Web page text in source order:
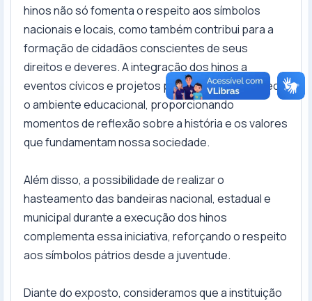
hinos não só fomenta o respeito aos símbolos
nacionais e locais, como também contribui para a
formação de cidadãos conscientes de seus
direitos e deveres. A integração dos hinos a
eventos cívicos e projetos pedagógicos enriquece
o ambiente educacional, proporcionando
momentos de reflexão sobre a história e os valores
que fundamentam nossa sociedade.
Além disso, a possibilidade de realizar o
hasteamento das bandeiras nacional, estadual e
municipal durante a execução dos hinos
complementa essa iniciativa, reforçando o respeito
aos símbolos pátrios desde a juventude.
Diante do exposto, consideramos que a instituição